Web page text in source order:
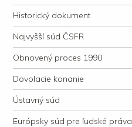
Historický dokument
Najvyšší súd ČSFR
Obnovený proces 1990
Dovolacie konanie
Ústavný súd
Európsky súd pre ľudské práva